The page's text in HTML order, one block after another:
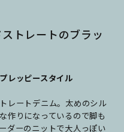
トレートのブラッ
レッピースタイル
レートデニム。太めのシル
作りになっているので脚も
ダーのニットで大人っぽい